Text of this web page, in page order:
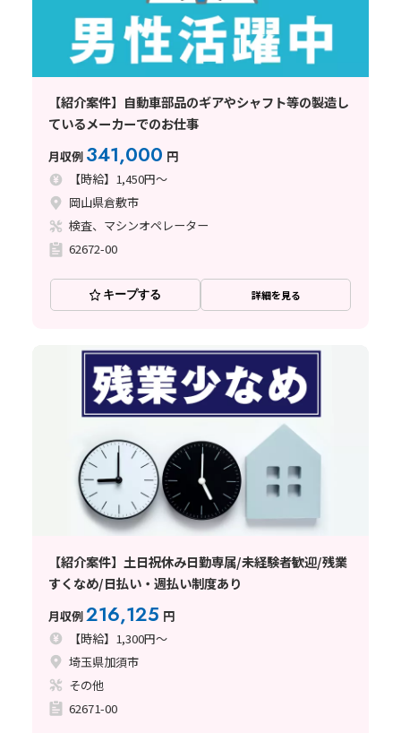
【紹介案件】自動車部品のギアやシャフト等の製造し
ているメーカーでのお仕事
月収例 341,000 円
【時給】1,450円～
岡山県倉敷市
検査、マシンオペレーター
62672-00
キープする 詳細を見る
【紹介案件】土日祝休み日勤専属/未経験者歓迎/残業
すくなめ/日払い・週払い制度あり
月収例216,125 円
【時給】1,300円～
埼玉県加須市
その他
62671-00